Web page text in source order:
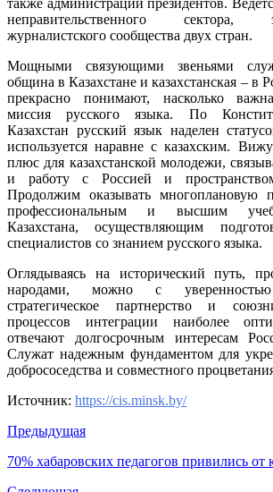
неправительственного
журналистского сообщества двух стран.
Мощными связующими звеньями
община в Казахстане и казахстанская – в
прекрасно понимают, насколько
миссия русского языка. По
Казахстан русский язык наделен
используется наравне с казахским.
плюс для казахстанской молодежи,
и работу с Россией и
Продолжим оказывать многоплановую
профессиональным и высшим
Казахстана, осуществляющим
специалистов со знанием русского языка.
Оглядываясь на исторический путь,
народами, можно с
стратегическое партнерство и
процессов интеграции наиболее
отвечают долгосрочным интересам
Служат надежным фундаментом для
добрососедства и совместного
Источник: https://cis.minsk.by/
Предыдущая
70% хабаровских педагогов привились от